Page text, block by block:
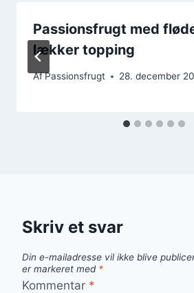
Passionsfrugt med
lækker topping
AfPassionsfrugt 28. december
Skriv et svar
Din e-mailadresse vil ikke blive
er markeret med *
Kommentar *